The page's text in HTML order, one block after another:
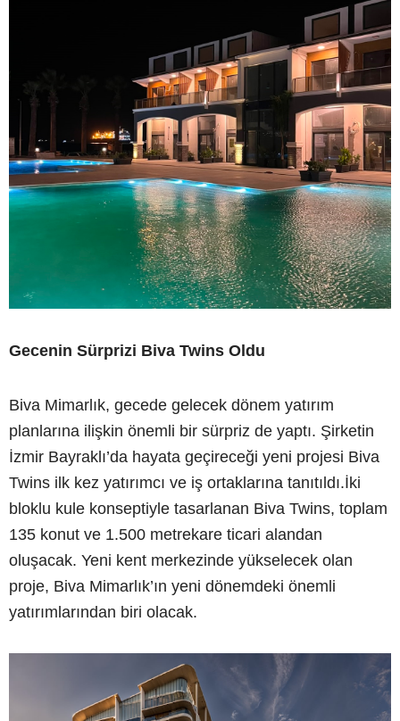
Gecenin Sürprizi Biva Twins Oldu
Biva Mimarlık, gecede gelecek dönem yatırım
planlarına ilişkin önemli bir sürpriz de yaptı. Şirketin
İzmir Bayraklı’da hayata geçireceği yeni projesi Biva
Twins ilk kez yatırımcı ve iş ortaklarına tanıtıldı.İki
bloklu kule konseptiyle tasarlanan Biva Twins, toplam
135 konut ve 1.500 metrekare ticari alandan
oluşacak. Yeni kent merkezinde yükselecek olan
proje, Biva Mimarlık’ın yeni dönemdeki önemli
yatırımlarından biri olacak.